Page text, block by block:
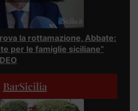
la rottamazione, Abbate:
per le famiglie siciliane”
BarSicilia